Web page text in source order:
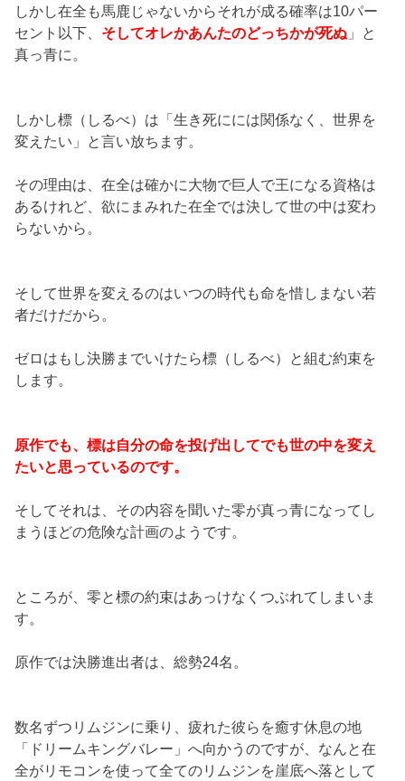
しかし在全も馬鹿じゃないからそれが成る確率は10パー
セント以下、 そしてオレかあんたのどっちかが死ぬ 」と
真っ青に。
しかし標（しるべ）は「生き死にには関係なく、世界を
変えたい」と言い放ちます。
その理由は、在全は確かに大物で巨人で王になる資格は
あるけれど、欲にまみれた在全では決して世の中は変わ
らないから。
そして世界を変えるのはいつの時代も命を惜しまない若
者だけだから。
ゼロはもし決勝までいけたら標（しるべ）と組む約束を
します。
原作でも、標は自分の命を投げ出してでも世の中を変え
たいと思っているのです。
そしてそれは、その内容を聞いた零が真っ青になってし
まうほどの危険な計画のようです。
ところが、零と標の約束はあっけなくつぶれてしまいま
す。
原作では決勝進出者は、総勢24名。
数名ずつリムジンに乗り、疲れた彼らを癒す休息の地
「ドリームキングバレー」へ向かうのですが、なんと在
全がリモコンを使って全てのリムジンを崖底へ落として